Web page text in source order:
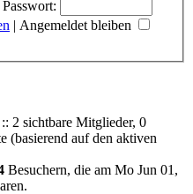
Passwort:
| Angemeldet bleiben
2 sichtbare Mitglieder, 0
(basierend auf den aktiven
Besuchern, die am Mo Jun 01,